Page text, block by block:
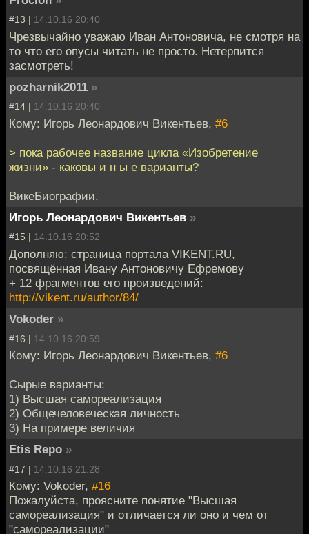
#13 | 14.10.16 20:40
Чрезвычайно уважаю Иван Антоновича, не смотря на
то что его опусы читать не просто. Нетерпится
засмотреть!
pozharnik2011 »
#14 | 14.10.16 20:40
Кому: Игорь Леонардович Викентьев, #6
> пока рабочее название цикла «Изобретение
жизни» - каковы и н ы е варианты?
ВикеБиографии.
Игорь Леонардович Викентьев »
#15 | 14.10.16 20:52
Дополняю: страница портала VIKENT.RU,
посвящённая Ивану Антоновичу Ефремову
+ 12 фрагментов его произведений:
http://vikent.ru/author/84/
Vokoder »
#16 | 14.10.16 20:59
Кому: Игорь Леонардович Викентьев, #6
Сырые варианты:
1) Высшая самореализация
2) Общечеловеческая личность
3) На примере величия
Etis Repo »
#17 | 14.10.16 21:28
Кому: Vokoder, #16
Пожалуйста, проясните понятие "Высшая
самореализация" и отличается ли оно и чем от
"самореализации"